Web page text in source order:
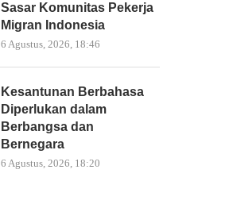
Sasar Komunitas Pekerja
Migran Indonesia
6 Agustus, 2026, 18:46
Kesantunan Berbahasa
Diperlukan dalam
Berbangsa dan
Bernegara
6 Agustus, 2026, 18:20